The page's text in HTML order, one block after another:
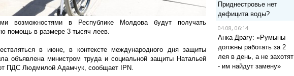
возможностями в Республике Молдова будут получать
помощь в размере 3 тысяч леев.
в июне, в контексте международного дня защиты
объявлена министром труда и социальной защиты Натальей
ПДС Людмилой Адамчук, сообщает IPN.
Приднестровье нет
дефицита воды?
04.08, 06:14
Анка Драгу: «Румыны
должны работать за 2
лея в день, а не захотят
- им найдут замену»